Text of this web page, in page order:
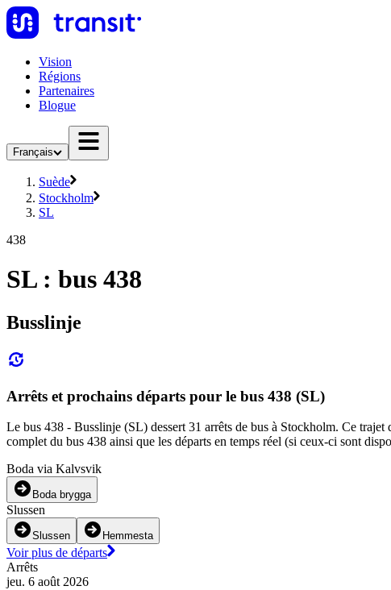
Vision
Régions
Partenaires
Blogue
Français
Suède
Stockholm
SL
438
SL : bus 438
Busslinje
Arrêts et prochains départs pour le bus 438 (SL)
Le bus 438 - Busslinje (SL) dessert 31 arrêts de bus à Stockholm. Ce
complet du bus 438 ainsi que les départs en temps réel (si ceux-ci sont
Boda via Kalvsvik
Boda brygga
Slussen
Slussen Hemmesta
Voir plus de départs
Arrêts
jeu. 6 août 2026